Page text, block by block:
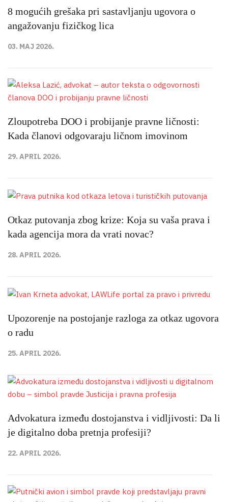
8 mogućih grešaka pri sastavljanju ugovora o
angažovanju fizičkog lica
03. MAJ 2026.
Zloupotreba DOO i probijanje pravne ličnosti:
Kada članovi odgovaraju ličnom imovinom
29. APRIL 2026.
Otkaz putovanja zbog krize: Koja su vaša prava i
kada agencija mora da vrati novac?
28. APRIL 2026.
Upozorenje na postojanje razloga za otkaz ugovora
o radu
25. APRIL 2026.
Advokatura između dostojanstva i vidljivosti: Da li
je digitalno doba pretnja profesiji?
22. APRIL 2026.